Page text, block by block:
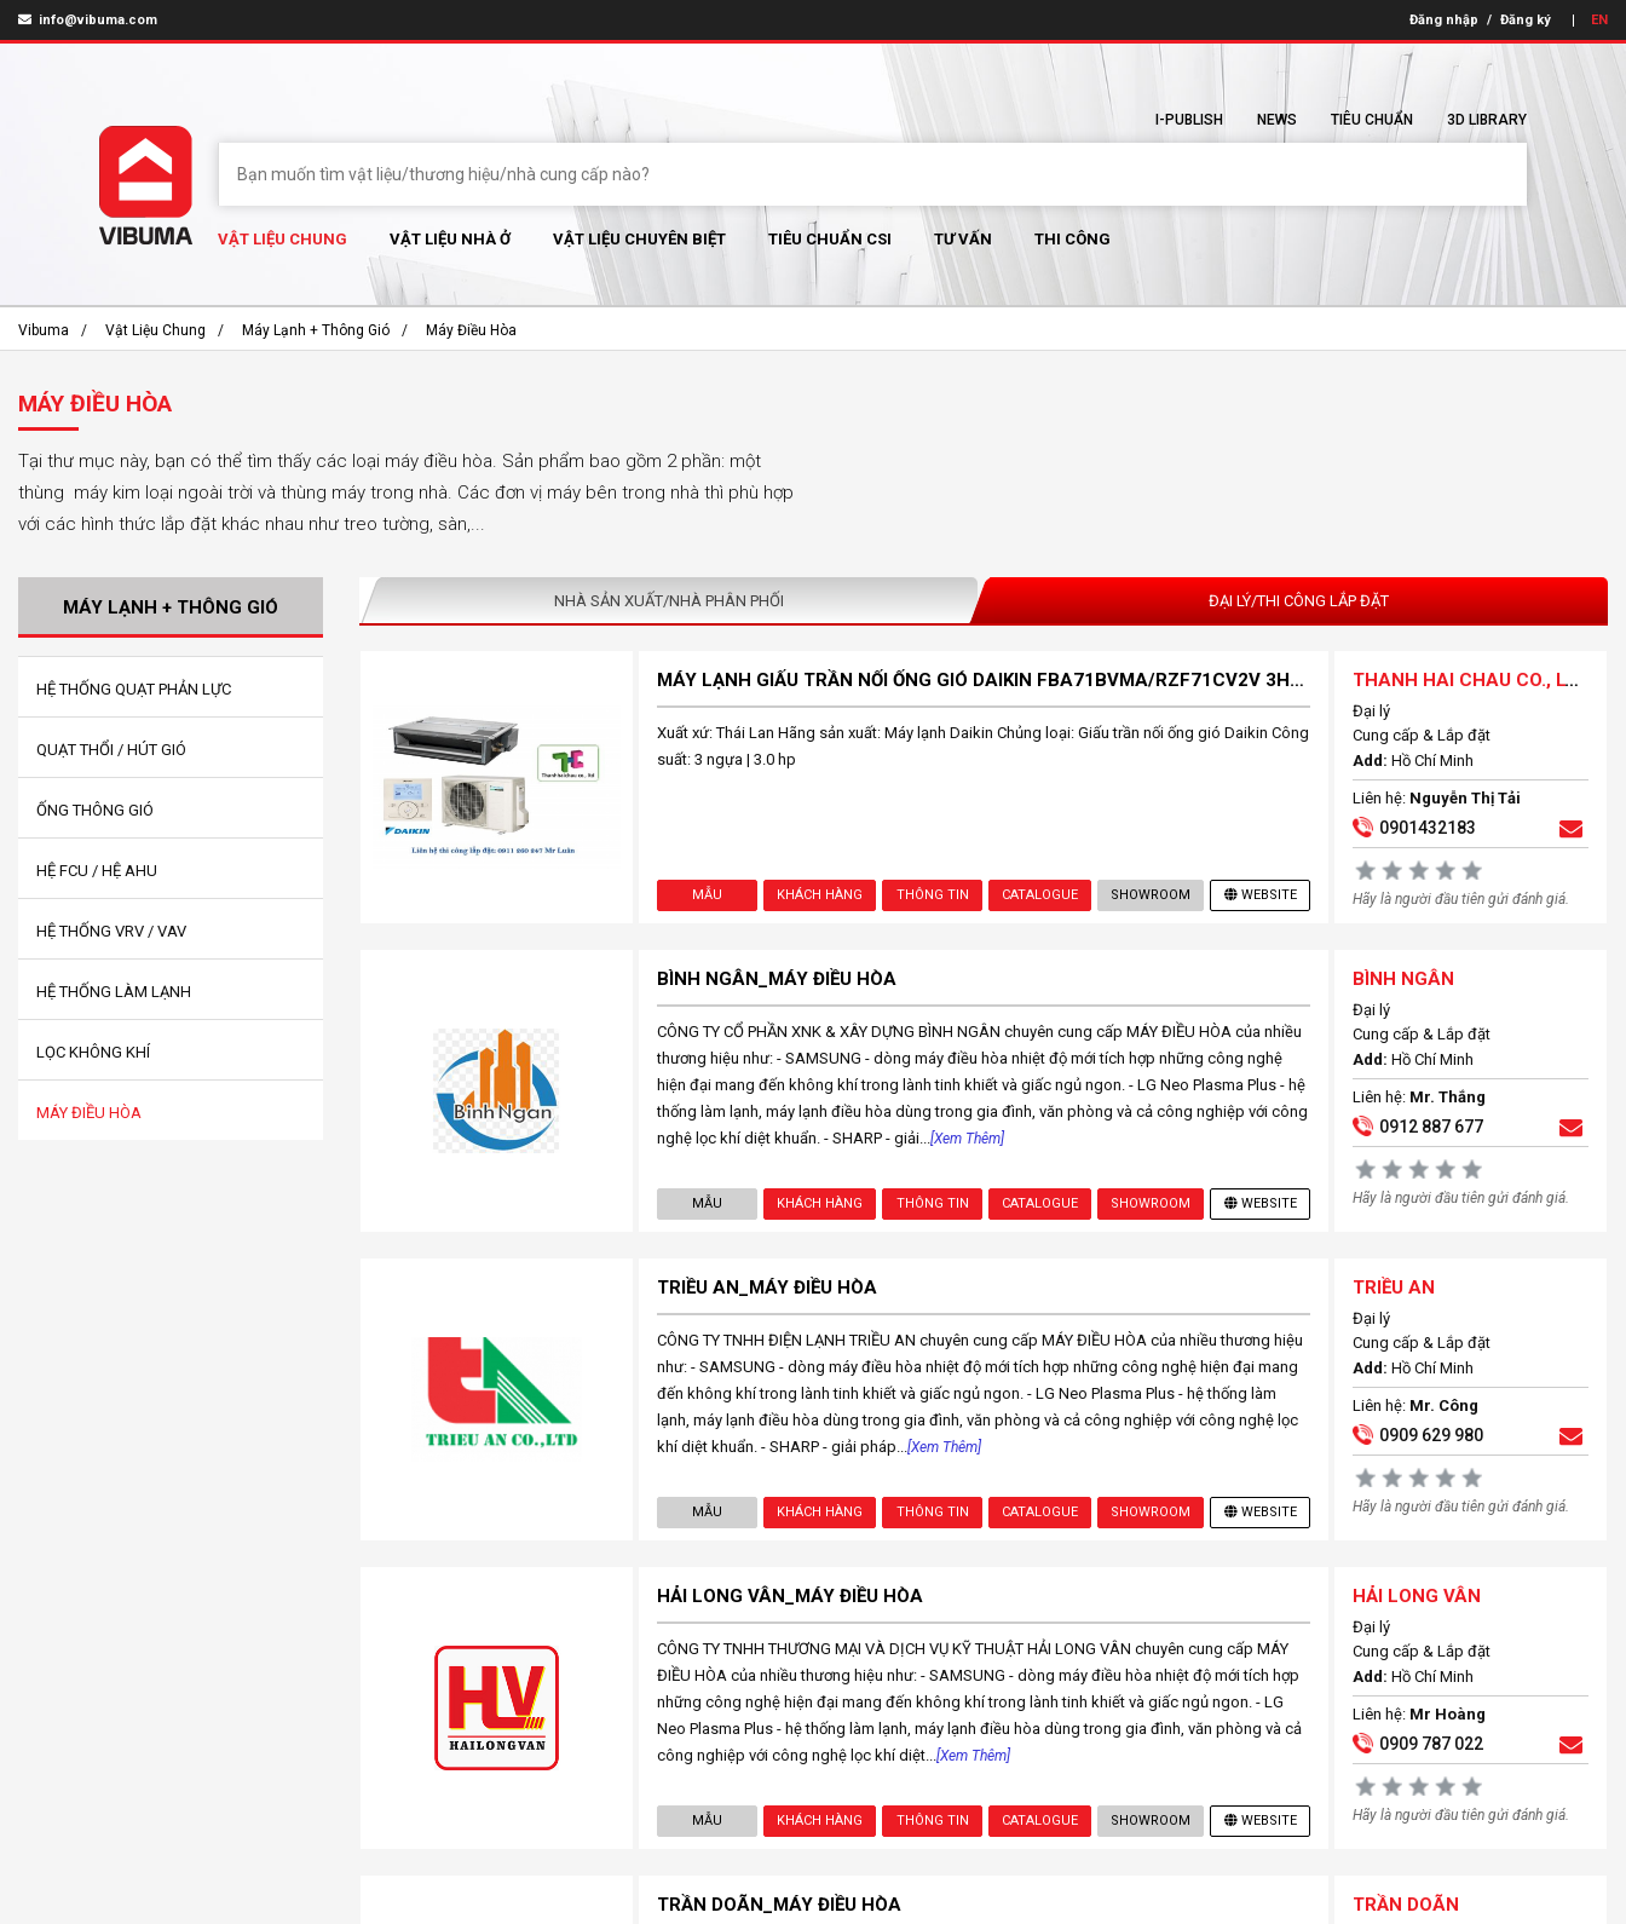
info@vibuma.com Đăng nhập / Đăng ký EN
I-PUBLISH NEWS TIÊU CHUẨN 3D LIBRARY
VẬT LIỆU CHUNG VẬT LIỆU NHÀ Ở VẬT LIỆU CHUYÊN BIỆT TIÊU CHUẨN CSI TƯ VẤN THI CÔNG
Vibuma Vật Liệu Chung Máy Lạnh + Thông Gió Máy Điều Hòa
MÁY ĐIỀU HÒA
Tại thư mục này, bạn có thể tìm thấy các loại máy điều hòa. Sản phẩm bao gồm 2 phần: một
thùng máy kim loại ngoài trời và thùng máy trong nhà. Các đơn vị máy bên trong nhà thì phù hợp
với các hình thức lắp đặt khác nhau như treo tường, sàn,...
NHÀ SẢN XUẤT/NHÀ PHÂN PHỐI ĐẠI LÝ/THI CÔNG LẮP ĐẶT
MÁY LẠNH GIẤU TRẦN NỐI ỐNG GIÓ DAIKIN FBA71BVMA/RZF71CV2V 3HP INVERTER GAS R-32_MÁY ĐIỀU HÒA
Xuất xứ: Thái Lan Hãng sản xuất: Máy lạnh Daikin Chủng loại: Giấu trần nối ống gió Daikin Công
suất: 3 ngựa | 3.0 hp
MẪU KHÁCH HÀNG THÔNG TIN CATALOGUE SHOWROOM WEBSITE
THANH HAI CHAU CO., LTD
Đại lý
Cung cấp & Lắp đặt
Add: Hồ Chí Minh
Liên hệ: Nguyễn Thị Tải
0901432183
Hãy là người đầu tiên gửi đánh giá.
BÌNH NGÂN_MÁY ĐIỀU HÒA
CÔNG TY CỔ PHẦN XNK & XÂY DỰNG BÌNH NGÂN chuyên cung cấp MÁY ĐIỀU HÒA của nhiều
thương hiệu như: - SAMSUNG - dòng máy điều hòa nhiệt độ mới tích hợp những công nghệ
hiện đại mang đến không khí trong lành tinh khiết và giấc ngủ ngon. - LG Neo Plasma Plus - hệ
thống làm lạnh, máy lạnh điều hòa dùng trong gia đình, văn phòng và cả công nghiệp với công
nghệ lọc khí diệt khuẩn. - SHARP - giải...[Xem Thêm]
MẪU KHÁCH HÀNG THÔNG TIN CATALOGUE SHOWROOM WEBSITE
BÌNH NGÂN
Đại lý
Cung cấp & Lắp đặt
Add: Hồ Chí Minh
Liên hệ: Mr. Thắng
0912 887 677
Hãy là người đầu tiên gửi đánh giá.
TRIỀU AN_MÁY ĐIỀU HÒA
CÔNG TY TNHH ĐIỆN LẠNH TRIỀU AN chuyên cung cấp MÁY ĐIỀU HÒA của nhiều thương hiệu
như: - SAMSUNG - dòng máy điều hòa nhiệt độ mới tích hợp những công nghệ hiện đại mang
đến không khí trong lành tinh khiết và giấc ngủ ngon. - LG Neo Plasma Plus - hệ thống làm
lạnh, máy lạnh điều hòa dùng trong gia đình, văn phòng và cả công nghiệp với công nghệ lọc
khí diệt khuẩn. - SHARP - giải pháp...[Xem Thêm]
MẪU KHÁCH HÀNG THÔNG TIN CATALOGUE SHOWROOM WEBSITE
TRIỀU AN
Đại lý
Cung cấp & Lắp đặt
Add: Hồ Chí Minh
Liên hệ: Mr. Công
0909 629 980
Hãy là người đầu tiên gửi đánh giá.
HẢI LONG VÂN_MÁY ĐIỀU HÒA
CÔNG TY TNHH THƯƠNG MẠI VÀ DỊCH VỤ KỸ THUẬT HẢI LONG VÂN chuyên cung cấp MÁY
ĐIỀU HÒA của nhiều thương hiệu như: - SAMSUNG - dòng máy điều hòa nhiệt độ mới tích hợp
những công nghệ hiện đại mang đến không khí trong lành tinh khiết và giấc ngủ ngon. - LG
Neo Plasma Plus - hệ thống làm lạnh, máy lạnh điều hòa dùng trong gia đình, văn phòng và cả
công nghiệp với công nghệ lọc khí diệt...[Xem Thêm]
MẪU KHÁCH HÀNG THÔNG TIN CATALOGUE SHOWROOM WEBSITE
HẢI LONG VÂN
Đại lý
Cung cấp & Lắp đặt
Add: Hồ Chí Minh
Liên hệ: Mr Hoàng
0909 787 022
Hãy là người đầu tiên gửi đánh giá.
TRẦN DOÃN_MÁY ĐIỀU HÒA TRẦN DOÃN
MÁY LẠNH + THÔNG GIÓ
HỆ THỐNG QUẠT PHẢN LỰC
QUẠT THỔI / HÚT GIÓ
ỐNG THÔNG GIÓ
HỆ FCU / HỆ AHU
HỆ THỐNG VRV / VAV
HỆ THỐNG LÀM LẠNH
LỌC KHÔNG KHÍ
MÁY ĐIỀU HÒA